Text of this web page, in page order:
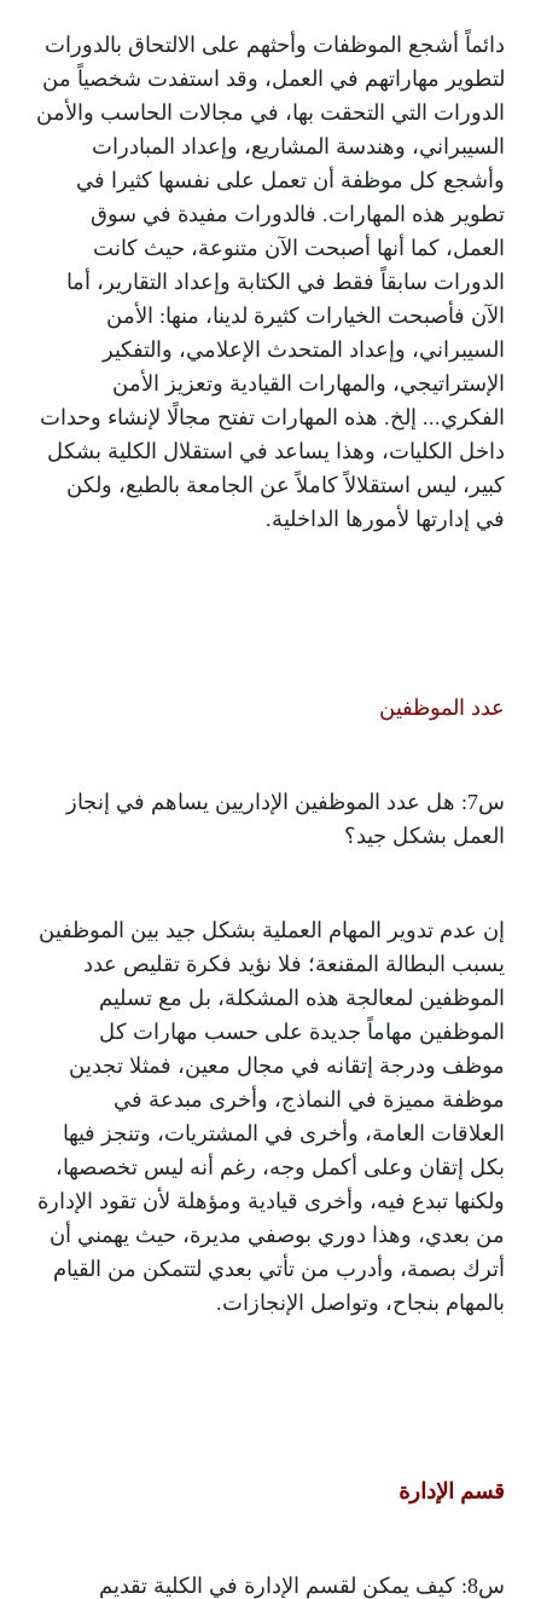
دائماً أشجع الموظفات وأحثهم على الالتحاق بالدورات
لتطوير مهاراتهم في العمل، وقد استفدت شخصياً من
الدورات التي التحقت بها، في مجالات الحاسب والأمن
السيبراني، وهندسة المشاريع، وإعداد المبادرات
وأشجع كل موظفة أن تعمل على نفسها كثيرا في
تطوير هذه المهارات. فالدورات مفيدة في سوق
العمل، كما أنها أصبحت الآن متنوعة، حيث كانت
الدورات سابقاً فقط في الكتابة وإعداد التقارير، أما
الآن فأصبحت الخيارات كثيرة لدينا، منها: الأمن
السيبراني، وإعداد المتحدث الإعلامي، والتفكير
الإستراتيجي، والمهارات القيادية وتعزيز الأمن
الفكري... إلخ. هذه المهارات تفتح مجالًا لإنشاء وحدات
داخل الكليات، وهذا يساعد في استقلال الكلية بشكل
كبير، ليس استقلالاً كاملاً عن الجامعة بالطبع، ولكن
في إدارتها لأمورها الداخلية.
عدد الموظفين
س7: هل عدد الموظفين الإداريين يساهم في إنجاز
العمل بشكل جيد؟
إن عدم تدوير المهام العملية بشكل جيد بين الموظفين
يسبب البطالة المقنعة؛ فلا نؤيد فكرة تقليص عدد
الموظفين لمعالجة هذه المشكلة، بل مع تسليم
الموظفين مهاماً جديدة على حسب مهارات كل
موظف ودرجة إتقانه في مجال معين، فمثلا تجدين
موظفة مميزة في النماذج، وأخرى مبدعة في
العلاقات العامة، وأخرى في المشتريات، وتنجز فيها
بكل إتقان وعلى أكمل وجه، رغم أنه ليس تخصصها،
ولكنها تبدع فيه، وأخرى قيادية ومؤهلة لأن تقود الإدارة
من بعدي، وهذا دوري بوصفي مديرة، حيث يهمني أن
أترك بصمة، وأدرب من تأتي بعدي لتتمكن من القيام
بالمهام بنجاح، وتواصل الإنجازات.
قسم الإدارة
س8: كيف يمكن لقسم الإدارة في الكلية تقديم